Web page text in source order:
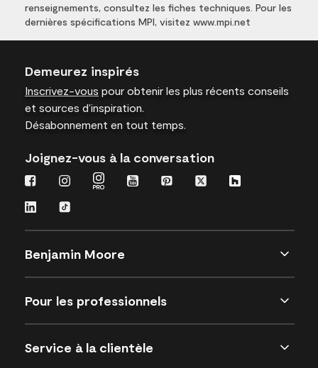
renseignements, consultez les fiches techniques. Pour les
dernières spécifications MPI, visitez www.mpi.net
Demeurez inspirés
Inscrivez-vous pour obtenir les plus récents conseils
et sources d’inspiration.
Désabonnement en tout temps.
Joignez-vous à la conversation
Benjamin Moore
Pour les professionnels
Service à la clientèle